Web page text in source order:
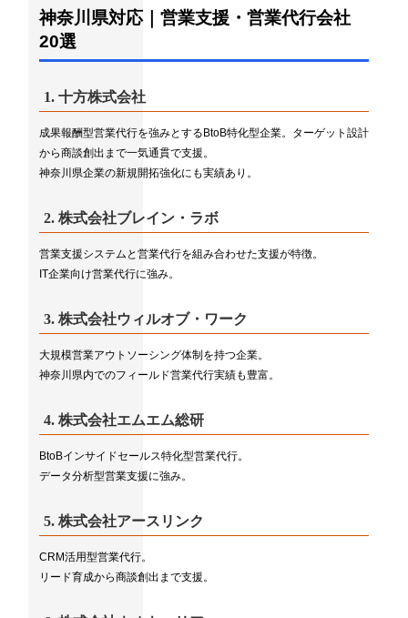
神奈川県対応｜営業支援・営業代行会社
20選
1. 十方株式会社
成果報酬型営業代行を強みとするBtoB特化型企業。ターゲット設計
から商談創出まで一気通貫で支援。
神奈川県企業の新規開拓強化にも実績あり。
2. 株式会社ブレイン・ラボ
営業支援システムと営業代行を組み合わせた支援が特徴。
IT企業向け営業代行に強み。
3. 株式会社ウィルオブ・ワーク
大規模営業アウトソーシング体制を持つ企業。
神奈川県内でのフィールド営業代行実績も豊富。
4. 株式会社エムエム総研
BtoBインサイドセールス特化型営業代行。
データ分析型営業支援に強み。
5. 株式会社アースリンク
CRM活用型営業代行。
リード育成から商談創出まで支援。